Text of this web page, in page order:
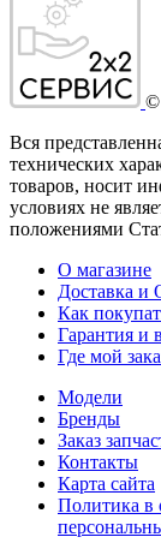
©
Вся
технических
товаров, носит
условиях не
положениями
О магазине
Доставка и
Как
Гарантия и
Где мой
Модели
Бренды
Заказ
Контакты
Карта сайта
Политика в